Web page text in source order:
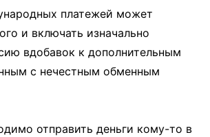
платежей может
и включать изначально
вдобавок к дополнительным
с нечестным обменным
отправить деньги кому-то в